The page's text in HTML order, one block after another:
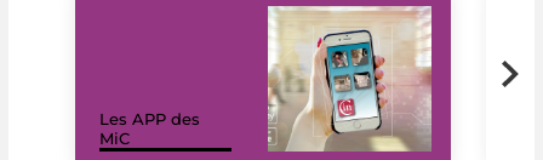
Les APP des
MiC